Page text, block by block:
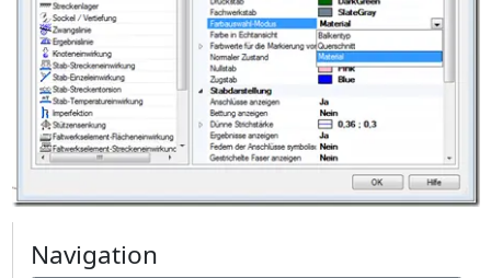
Navigation